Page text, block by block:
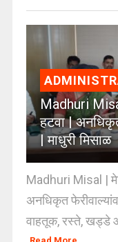
Madhuri
हटवा |
| माधुरी मिसाळ
Madhuri Misal |
अनधिकृत
वाहतूक, रस्ते, खड्डे